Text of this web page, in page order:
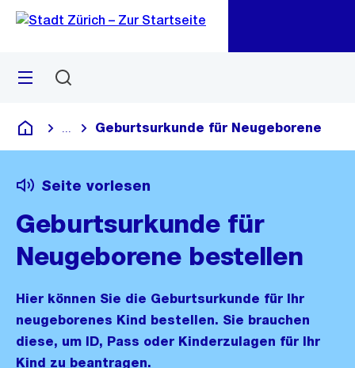
Navigation
Sprunglink
Menü
Deutsch
Blende alle Breadcrumbs ein
Geburtsurkunde für Neugeborene
Seite vorlesen
Geburtsurkunde für
Neugeborene bestellen
Hier können Sie die Geburtsurkunde für Ihr
neugeborenes Kind bestellen. Sie brauchen
diese, um ID, Pass oder Kinderzulagen für Ihr
Kind zu beantragen.